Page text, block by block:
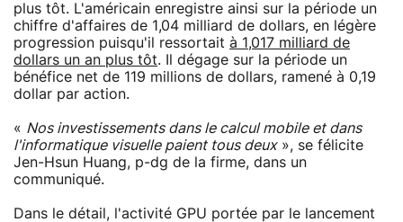
plus tôt. L'américain enregistre ainsi sur la période un
chiffre d'affaires de 1,04 milliard de dollars, en légère
progression puisqu'il ressortait à 1,017 milliard de
dollars un an plus tôt. Il dégage sur la période un
bénéfice net de 119 millions de dollars, ramené à 0,19
dollar par action.
« Nos investissements dans le calcul mobile et dans
l'informatique visuelle paient tous deux», se félicite
Jen-Hsun Huang, p-dg de la firme, dans un
communiqué.
Dans le détail, l'activité GPU portée par le lancement